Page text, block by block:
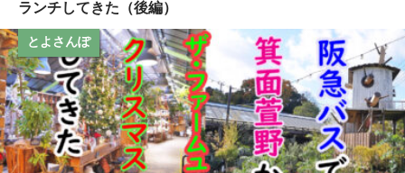
ランチしてきた（後編）
とよさんぽ